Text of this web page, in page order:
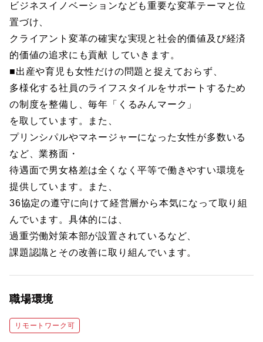
ビジネスイノベーションなども重要な変革テーマと位
置づけ、
クライアント変革の確実な実現と社会的価値及び経済
的価値の追求にも貢献 していきます。
■出産や育児も女性だけの問題と捉えておらず、
多様化する社員のライフスタイルをサポートするため
の制度を整備し、毎年「くるみんマーク」
を取しています。また、
プリンシパルやマネージャーになった女性が多数いる
など、業務面・
待遇面で男女格差は全くなく平等で働きやすい環境を
提供しています。また、
36協定の遵守に向けて経営層から本気になって取り組
んでいます。具体的には、
過重労働対策本部が設置されているなど、
課題認識とその改善に取り組んでいます。
職場環境
リモートワーク可